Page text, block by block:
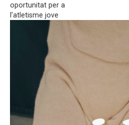
oportunitat per a
l’atletisme jove